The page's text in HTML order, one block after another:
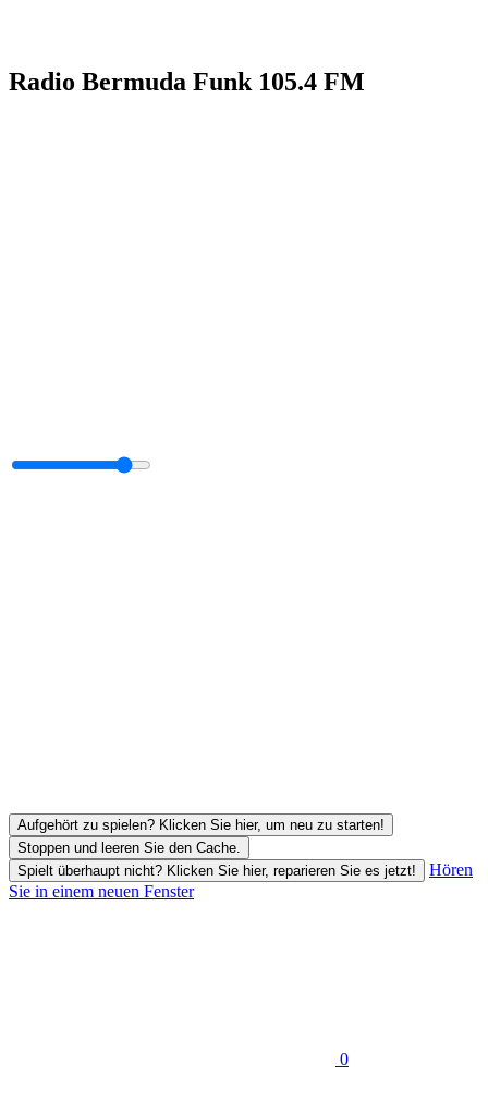
Radio Bermuda Funk 105.4 FM
Aufgehört zu spielen? Klicken Sie hier, um neu zu starten!
Stoppen und leeren Sie den Cache.
Spielt überhaupt nicht? Klicken Sie hier, reparieren Sie es jetzt!
Hören
Sie in einem neuen Fenster
0